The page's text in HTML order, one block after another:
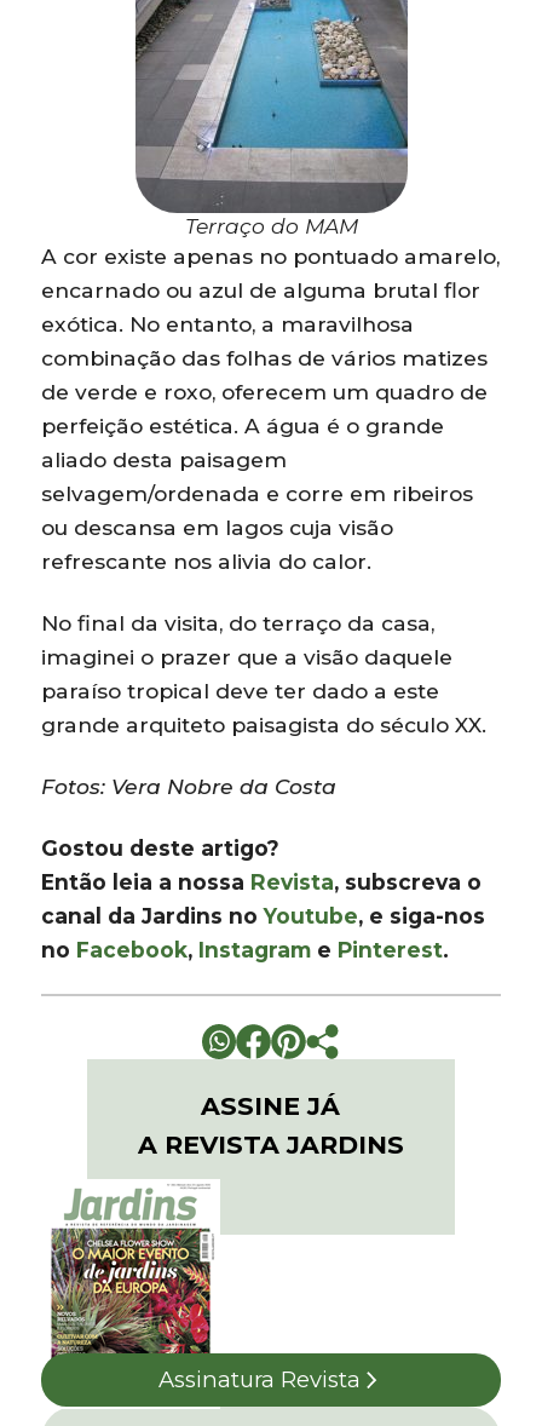
Terraço do MAM
A cor existe apenas no pontuado amarelo,
encarnado ou azul de alguma brutal flor
exótica. No entanto, a maravilhosa
combinação das folhas de vários matizes
de verde e roxo, oferecem um quadro de
perfeição estética. A água é o grande
aliado desta paisagem
selvagem/ordenada e corre em ribeiros
ou descansa em lagos cuja visão
refrescante nos alivia do calor.
No final da visita, do terraço da casa,
imaginei o prazer que a visão daquele
paraíso tropical deve ter dado a este
grande arquiteto paisagista do século XX.
Fotos: Vera Nobre da Costa
Gostou deste artigo?
Então leia a nossa Revista, subscreva o
canal da Jardins noYoutube, e siga-nos
no Facebook, Instagram e Pinterest.
ASSINE JÁ
A REVISTA JARDINS
Assinatura Revista